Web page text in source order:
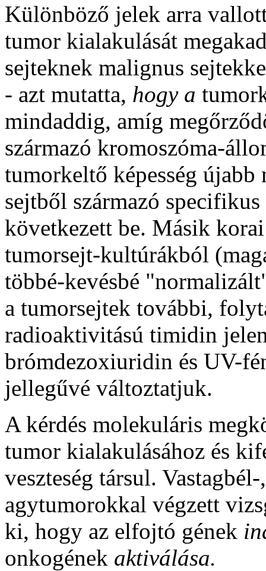
Különböző jelek arra
tumor kialakulását
sejteknek malignus
- azt mutatta, hogy a
mindaddig, amíg
származó kromoszóma-
tumorkeltő képesség újabb
sejtből származó
következett be. Másik
tumorsejt-kultúrákból
többé-kevésbé
a tumorsejtek további,
radioaktivitású timidin
brómdezoxiuridin és UV-
jellegűvé változtatjuk.
A kérdés molekuláris
tumor kialakulásához és
veszteség társul.
agytumorokkal végzett
ki, hogy az elfojtó gének
onkogének aktiválása.